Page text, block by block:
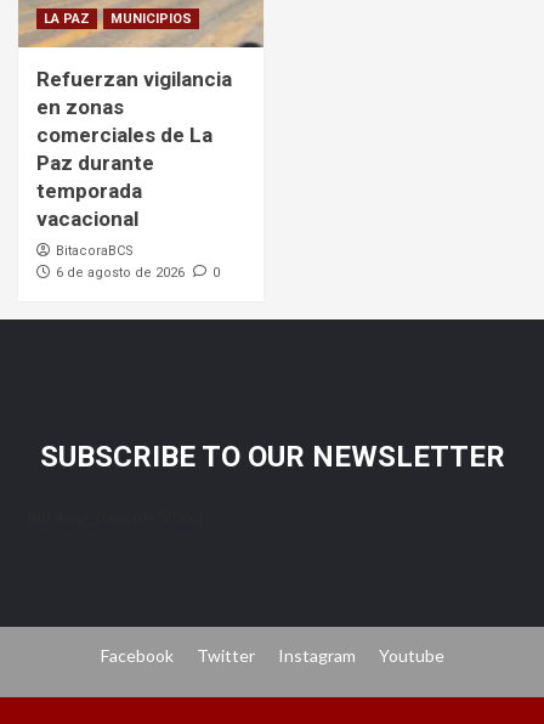
LA PAZ MUNICIPIOS
Refuerzan vigilancia
en zonas
comerciales de La
Paz durante
temporada
vacacional
BitacoraBCS
6 de agosto de 2026
0
SUBSCRIBE TO OUR NEWSLETTER
Facebook Twitter Instagram Youtube